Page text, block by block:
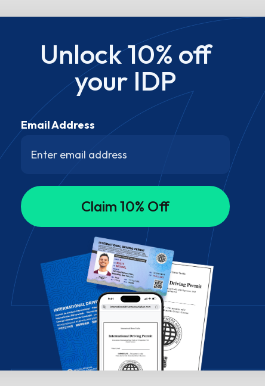
Unlock 10% off
your IDP
Email Address
Claim 10% Off